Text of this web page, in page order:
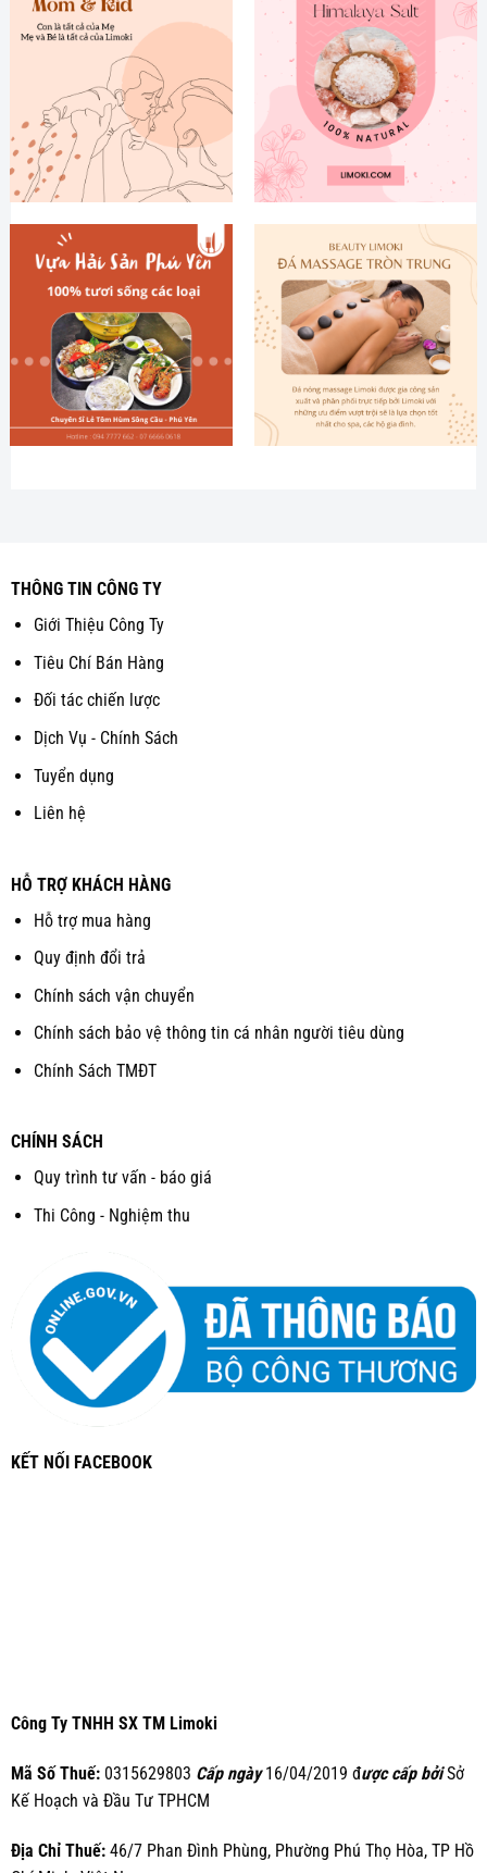
THÔNG TIN CÔNG TY
Giới Thiệu Công Ty
Tiêu Chí Bán Hàng
Đối tác chiến lược
Dịch Vụ - Chính Sách
Tuyển dụng
Liên hệ
HỖ TRỢ KHÁCH HÀNG
Hỗ trợ mua hàng
Quy định đổi trả
Chính sách vận chuyển
Chính sách bảo vệ thông tin cá nhân người tiêu dùng
Chính Sách TMĐT
CHÍNH SÁCH
Quy trình tư vấn - báo giá
Thi Công - Nghiệm thu
KẾT NỐI FACEBOOK
Công Ty TNHH SX TM Limoki
Mã Số Thuế:0315629803 Cấp ngày16/04/2019 được cấp bởiSở
Kế Hoạch và Đầu Tư TPHCM
Địa Chỉ Thuế:46/7 Phan Đình Phùng, Phường Phú Thọ Hòa, TP Hồ